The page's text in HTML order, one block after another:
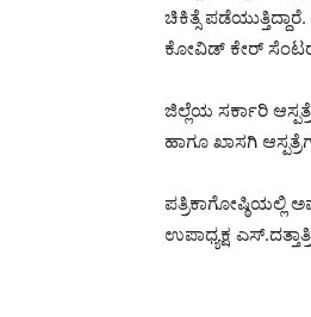
ಚಿಕಿತ್ಸೆ
ಕೋವಿಡ್ ಕೇರ್
ಜಿಲ್ಲೆಯ ಸರ್ಕಾರಿ
ಹಾಗೂ ಖಾಸಗಿ
ಪತ್ರಿಕಾಗೋಷ್ಠಿಯಲ್ಲಿ
ಉಪಾಧ್ಯಕ್ಷ